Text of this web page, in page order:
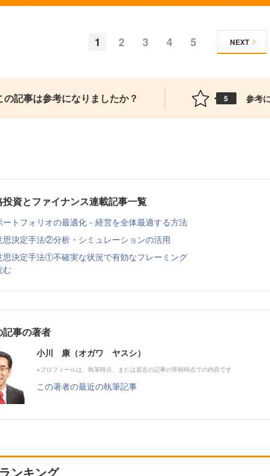
1 2 3 4 5 NEXT
の記事は参考になりましたか？ 5 参考
投資とファイナンス連載記事一覧
ートフォリオの最適化－経営を全体最適する方法
思決定手法②分析・シミュレーションの活用
思決定手法①不確実な状況で有効なフレーミング
む
記事の著者
小川 康（オガワ ヤスシ）
※プロフィールは、執筆時点、または直近の記事の寄稿時点での内容です
この著者の最近の執筆記事
ンキング